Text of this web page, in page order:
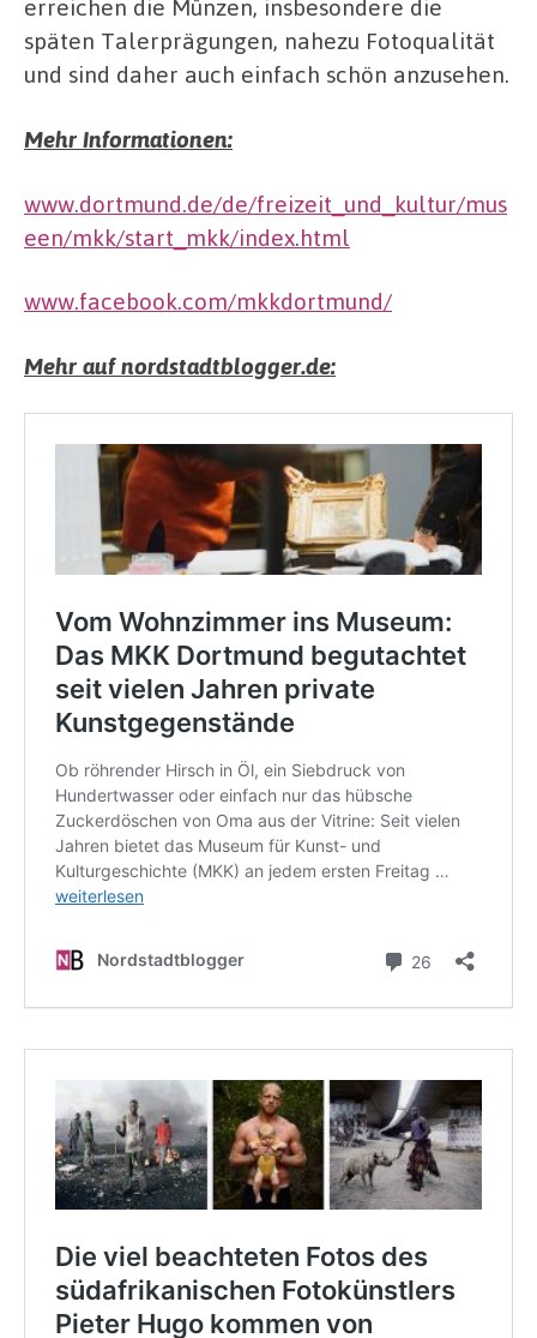
erreichen die Münzen, insbesondere die
späten Talerprägungen, nahezu Fotoqualität
und sind daher auch einfach schön anzusehen.
Mehr Informationen:
www.dortmund.de/de/freizeit_und_kultur/mus
een/mkk/start_mkk/index.html
www.facebook.com/mkkdortmund/
Mehr auf nordstadtblogger.de: